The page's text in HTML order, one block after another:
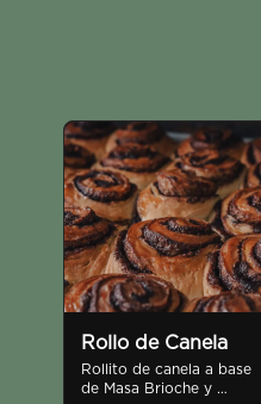
Rollo de Canela
Rollito de canela a base
de Masa Brioche y